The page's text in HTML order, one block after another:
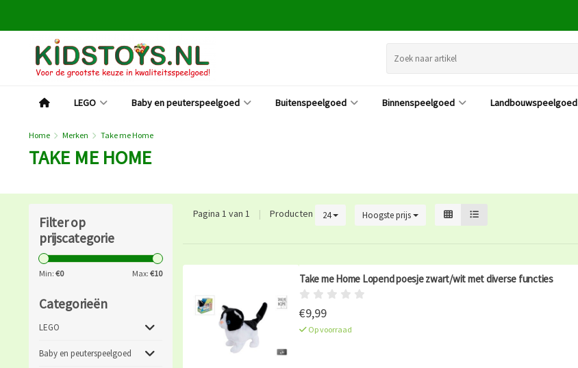
LEGO Baby en peuterspeelgoed Buitenspeelgoed Binnenspeelgoed Landbouwspeelgoed
Home Merken Take me Home
TAKE ME HOME
Filter op
prijscategorie
Min: €0 Max: €10
Categorieën
LEGO
Baby en peuterspeelgoed
Pagina 1 van 1 | Producten 24 Hoogste prijs
Take me Home Lopend poesje zwart/wit met diverse functies
€9,99
Op voorraad